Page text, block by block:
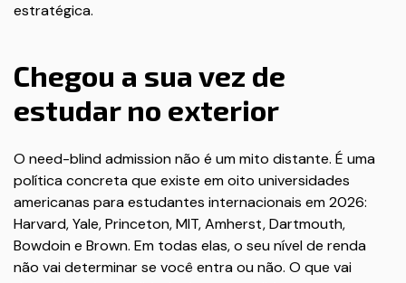
estratégica.
Chegou a sua vez de
estudar no exterior
O need-blind admission não é um mito distante. É uma
política concreta que existe em oito universidades
americanas para estudantes internacionais em 2026:
Harvard, Yale, Princeton, MIT, Amherst, Dartmouth,
Bowdoin e Brown. Em todas elas, o seu nível de renda
não vai determinar se você entra ou não. O que vai